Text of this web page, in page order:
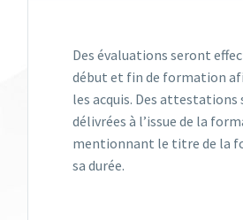
Des évaluations seront
début et fin de formation
les acquis. Des attestations
délivrées à l’issue de la
mentionnant le titre de la
sa durée.